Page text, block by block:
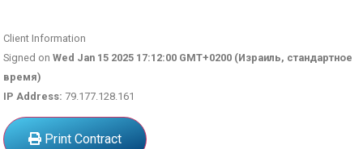
Client Information
Signed onWed Jan 15 2025 17:12:00 GMT+0200 (Израиль, стандартное
время)
IP Address: 79.177.128.161
Print Contract